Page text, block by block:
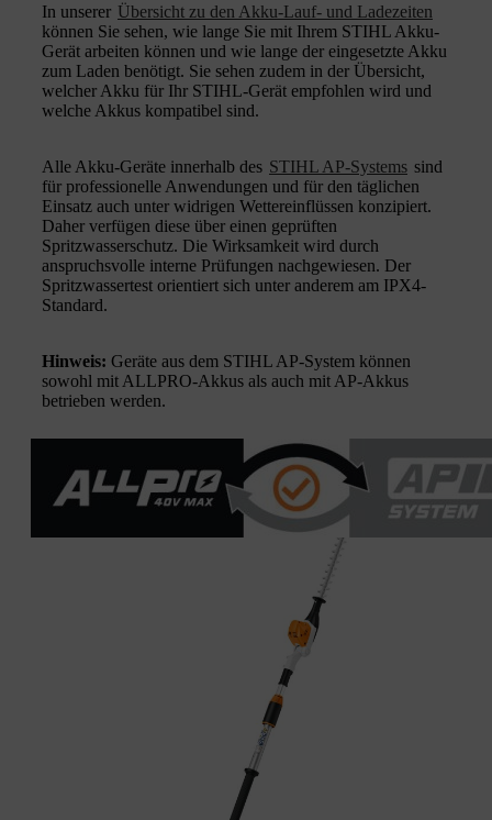
In unserer Übersicht zu den Akku-Lauf- und Ladezeiten
können Sie sehen, wie lange Sie mit Ihrem STIHL Akku-
Gerät arbeiten können und wie lange der eingesetzte Akku
zum Laden benötigt. Sie sehen zudem in der Übersicht,
welcher Akku für Ihr STIHL-Gerät empfohlen wird und
welche Akkus kompatibel sind.
Alle Akku-Geräte innerhalb des STIHL AP-Systems sind
für professionelle Anwendungen und für den täglichen
Einsatz auch unter widrigen Wettereinflüssen konzipiert.
Daher verfügen diese über einen geprüften
Spritzwasserschutz. Die Wirksamkeit wird durch
anspruchsvolle interne Prüfungen nachgewiesen. Der
Spritzwassertest orientiert sich unter anderem am IPX4-
Standard.
Hinweis: Geräte aus dem STIHL AP-System können
sowohl mit ALLPRO-Akkus als auch mit AP-Akkus
betrieben werden.